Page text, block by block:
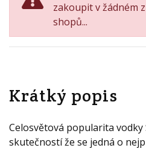
zakoupit v žádném
shopů...
Krátký popis
Celosvětová popularita vodky
skutečností že se jedná o